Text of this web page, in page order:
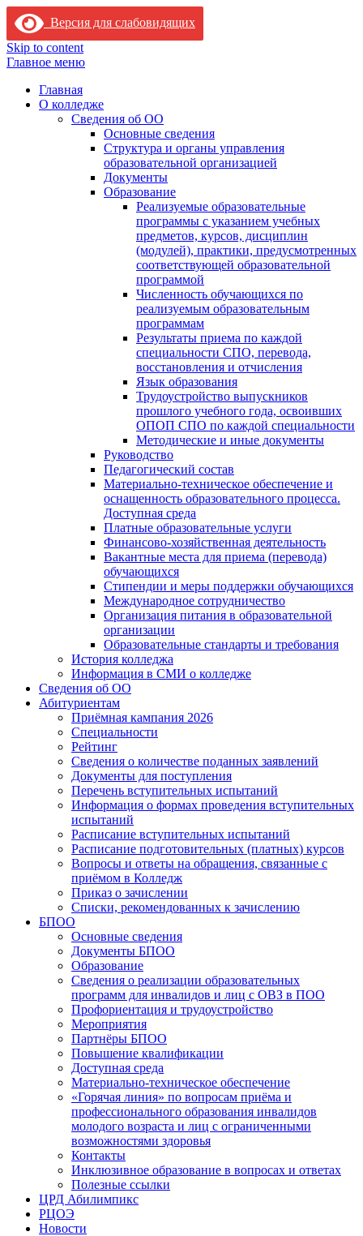
Версия для слабовидящих
Skip to content
Главное меню
Главная
О колледже
Сведения об ОО
Основные сведения
Структура и органы управления
образовательной организацией
Документы
Образование
Реализуемые образовательные
программы с указанием учебных
предметов, курсов, дисциплин
(модулей), практики, предусмотренных
соответствующей образовательной
программой
Численность обучающихся по
реализуемым образовательным
программам
Результаты приема по каждой
специальности СПО, перевода,
восстановления и отчисления
Язык образования
Трудоустройство выпускников
прошлого учебного года, освоивших
ОПОП СПО по каждой специальности
Методические и иные документы
Руководство
Педагогический состав
Материально-техническое обеспечение и
оснащенность образовательного процесса.
Доступная среда
Платные образовательные услуги
Финансово-хозяйственная деятельность
Вакантные места для приема (перевода)
обучающихся
Стипендии и меры поддержки обучающихся
Международное сотрудничество
Организация питания в образовательной
организации
Образовательные стандарты и требования
История колледжа
Информация в СМИ о колледже
Сведения об ОО
Абитуриентам
Приёмная кампания 2026
Специальности
Рейтинг
Сведения о количестве поданных заявлений
Документы для поступления
Перечень вступительных испытаний
Информация о формах проведения вступительных
испытаний
Расписание вступительных испытаний
Расписание подготовительных (платных) курсов
Вопросы и ответы на обращения, связанные с
приёмом в Колледж
Приказ о зачислении
Списки, рекомендованных к зачислению
БПОО
Основные сведения
Документы БПОО
Образование
Сведения о реализации образовательных
программ для инвалидов и лиц с ОВЗ в ПОО
Профориентация и трудоустройство
Мероприятия
Партнёры БПОО
Повышение квалификации
Доступная среда
Материально-техническое обеспечение
«Горячая линия» по вопросам приёма и
профессионального образования инвалидов
молодого возраста и лиц с ограниченными
возможностями здоровья
Контакты
Инклюзивное образование в вопросах и ответах
Полезные ссылки
ЦРД Абилимпикс
РЦОЭ
Новости